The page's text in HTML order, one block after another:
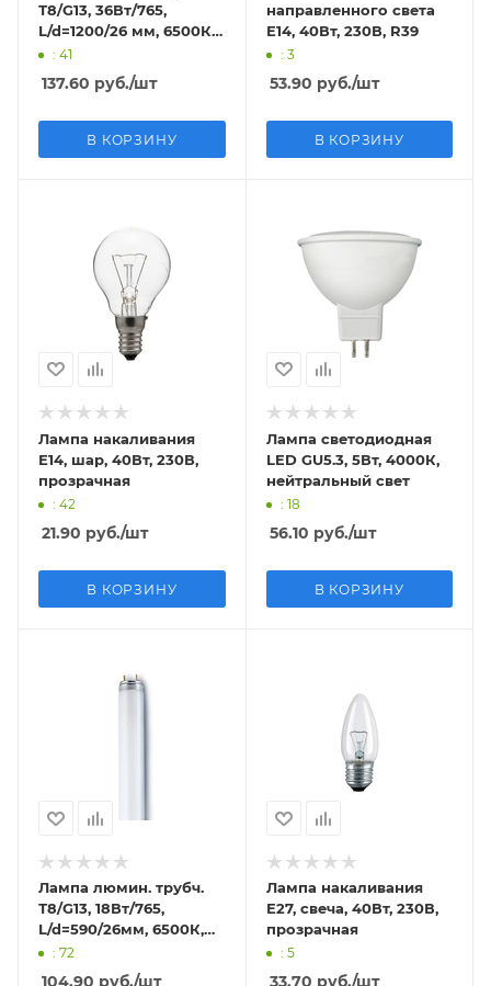
Т8/G13, 36Вт/765,
L/d=1200/26 мм, 6500К,
рукав
: 41
137.60 руб./шт
В КОРЗИНУ
направленного света
Е14, 40Вт, 230В, R39
: 3
53.90 руб./шт
В КОРЗИНУ
Лампа накаливания
Е14, шар, 40Вт, 230В,
прозрачная
: 42
21.90 руб./шт
В КОРЗИНУ
Лампа светодиодная
LED GU5.3, 5Вт, 4000К,
нейтральный свет
: 18
56.10 руб./шт
В КОРЗИНУ
Лампа люмин. трубч.
Т8/G13, 18Вт/765,
L/d=590/26мм, 6500К,
рукав
: 72
104.90 руб./шт
Лампа накаливания
Е27, свеча, 40Вт, 230В,
прозрачная
: 5
33.70 руб./шт